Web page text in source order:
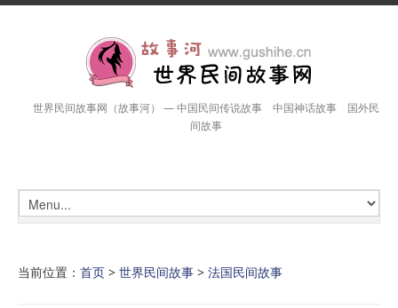
世界民间故事网（故事河） — 中国民间传说故事 中国神话故事 国外民
间故事
当前位置： 首页 > 世界民间故事 > 法国民间故事